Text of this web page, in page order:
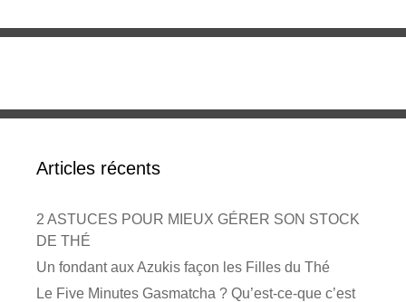
Articles récents
2 ASTUCES POUR MIEUX GÉRER SON STOCK
DE THÉ
Un fondant aux Azukis façon les Filles du Thé
Le Five Minutes Gasmatcha ? Qu’est-ce-que c’est